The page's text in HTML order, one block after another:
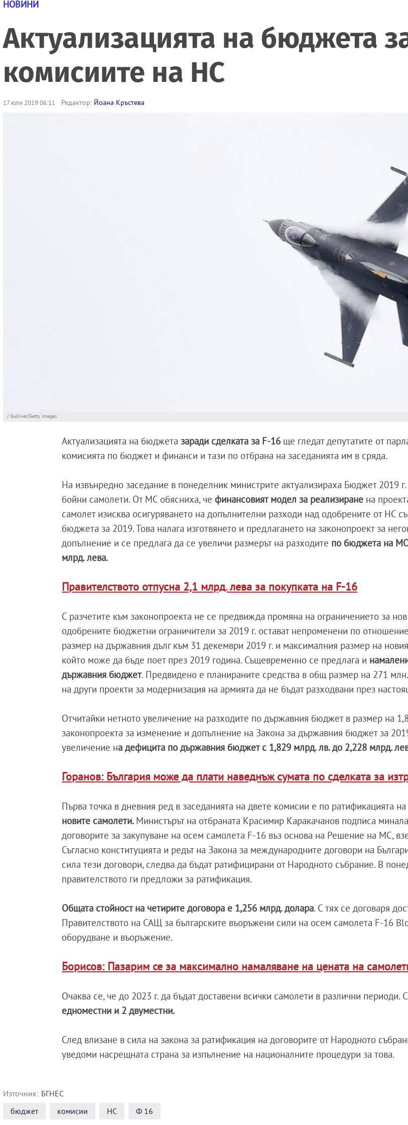
НОВИНИ
Актуализацията на бюджета
комисиите на НС
17 юли 2019 06:11 Редактор: Йоана Кръстева
/ Gulliver/Getty Images
Актуализацията на бюджетазаради сделката за F-16 ще гледат депутатите от
комисията по бюджет и финанси и тази по отбрана на заседанията им в сряда.
На извънредно заседание в понеделник министрите актуализираха Бюджет 2019 г.
бойни самолети. От МС обясниха, чефинансовият модел за реализиране на
самолет изисква осигуряването на допълнителни разходи над одобрените от НС
бюджета за 2019. Това налага изготвянето и предлагането на законопроект за
допълнение и се предлага да се увеличи размерът на разходите по бюджета на МО
млрд. лева.
Правителството отпусна 2,1 млрд. лева за покупката на F-16
С разчетите към законопроекта не се предвижда промяна на ограничението за
одобрените бюджетни ограничители за 2019 г. остават непроменени по
размер на държавния дълг към 31 декември 2019 г. и максималния размер на
който може да бъде поет през 2019 година. Същевременно се предлага и
държавния бюджет. Предвидено е планираните средства в общ размер на 271
на други проекти за модернизация на армията да не бъдат разходвани през
Отчитайки нетното увеличение на разходите по държавния бюджет в размер на
законопроекта за изменение и допълнение на Закона за държавния бюджет за
увеличение на дефицита по държавния бюджет с 1,829 млрд. лв. до 2,228 млрд.
Горанов: България може да плати наведнъж сумата по сделката за
Първа точка в дневния ред в заседанията на двете комисии е по ратификацията
новите самолети. Министърът на отбраната Красимир Каракачанов подписа
договорите за закупуване на осем самолета F-16 въз основа на Решение на МС,
Съгласно конституцията и редът на Закона за международните договори на
сила тези договори, следва да бъдат ратифицирани от Народното събрание. В
правителството ги предложи за ратификация.
Общата стойност на четирите договора е 1,256 млрд. долара. С тях се договаря
Правителството на САЩ за българските въоръжени сили на осем самолета F-16
оборудване и въоръжение.
Борисов: Пазарим се за максимално намаляване на цената на
Очаква се, че до 2023 г. да бъдат доставени всички самолети в различни периоди.
едноместни и 2 двуместни.
След влизане в сила на закона за ратификация на договорите от Народното
уведоми насрещната страна за изпълнение на националните процедури за това.
Източник: БГНЕС
бюджет
комисии НС Ф 16